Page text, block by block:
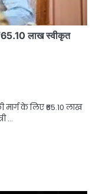
₹65.10 लाख स्वीकृत
के लिए ₹65.10 लाख
…